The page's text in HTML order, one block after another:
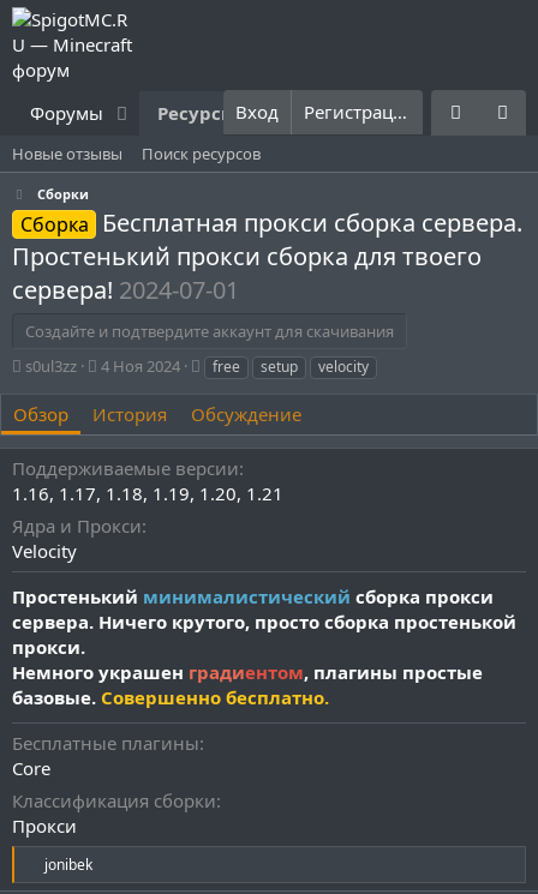
Форумы Ресурсы Что нового? Правила
Вход Регистрация
Новые отзывы Поиск ресурсов
Сборки
Сборка
Бесплатная прокси сборка сервера.
Простенький прокси сборка для твоего
сервера! 2024-07-01
Создайте и подтвердите аккаунт для скачивания
А
т
о
р
s0ul3zz
Д
т
а
с
о
а
я
4 Ноя 2024
Т
г
и
free setup velocity
Обзор История Обсуждение
Поддерживаемые версии
1.16 1.17 1.18 1.19 1.20 1.21
Ядра и Прокси
Velocity
Простенький минималистический сборка прокси
сервера. Ничего крутого, просто сборка простенькой
прокси.
Немного украшен градиентом, плагины простые
базовые. Совершенно бесплатно.
Бесплатные плагины
Core
Классификация сборки
Прокси
Р
е
jonibek